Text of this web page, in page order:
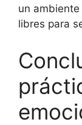
un
libres para